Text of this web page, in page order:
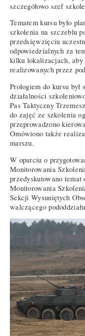
szczegółowo szef
Tematem kursu było
szkolenia na szczeblu
przedsięwzięciu
odpowiedzialnych za
kilku lokalizacjach, aby
realizowanych przez
Prologiem do kursu
działalności
Pas Taktyczny
do zajęć ze szkolenia
przeprowadzono
Omówiono także
marszu.
W oparciu o
Monitorowania
przedyskutowano
Monitorowania
Sekcji Wysuniętych
walczącego